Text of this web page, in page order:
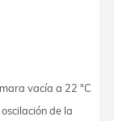
vacía a 22 °C
de la